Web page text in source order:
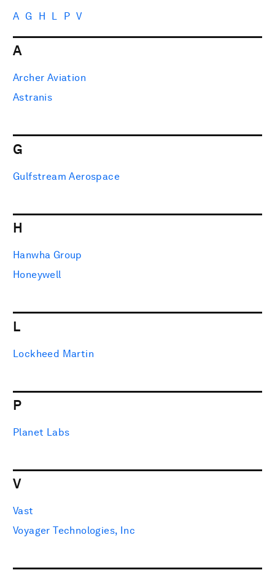
A G H L P V
A
Archer Aviation
Astranis
G
Gulfstream Aerospace
H
Hanwha Group
Honeywell
L
Lockheed Martin
P
Planet Labs
V
Vast
Voyager Technologies, Inc